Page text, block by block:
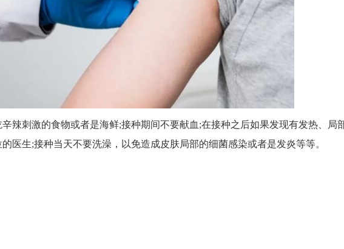
辣刺激的食物或者是海鲜;接种期间不要献血;在接种之后如果发现有发热、局
医生;接种当天不要洗澡，以免造成皮肤局部的细菌感染或者是发炎等等。